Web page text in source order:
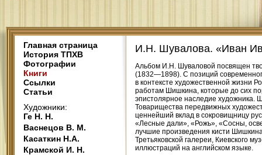
Главная страница
История ТПХВ
Фотографии
Книги
Ссылки
Статьи
Художники:
Ге Н. Н.
Васнецов В. М.
Касаткин Н.А.
Крамской И. Н.
И.Н. Шувалова. «Иван
Альбом И.Н. Шуваловой посвящен
(1832—1898). С позиций
в контексте художественной жизни
работам Шишкина, которые до сих
эпистолярное наследие художника.
Товарищества передвижных
ценнейший вклад в сокровищницу
«Лесные дали», «Рожь», «Сосны,
лучшие произведения кисти
Третьяковской галереи, Киевского
иллюстраций на английском языке.